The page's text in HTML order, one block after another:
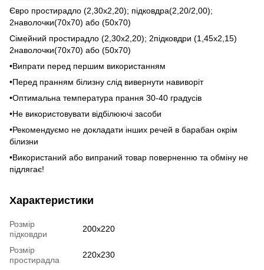
Євро простирадло (2,30х2,20); підковдра(2,20/2,00);
2наволочки(70х70) або (50х70)
Сімейний простирадло (2,30х2,20); 2підковдри (1,45х2,15)
2наволочки(70х70) або (50х70)
•Випрати перед першим використанням
•Перед пранням білизну слід вивернути навиворіт
•Оптимальна температура прання 30-40 градусів
•Не використовувати відбілюючі засоби
•Рекомендуємо не докладати інших речей в барабан окрім
білизни
•Використаний або випраний товар поверненню та обміну не
підлягає!
Характеристики
Розмір
підковдри
200x220
Розмір
простирадла
220x230